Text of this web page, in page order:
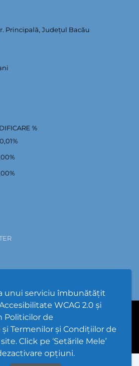
unui serviciu îmbunătățit
WCAG 2.0 și
Politicilor de
Termenilor și Condițiilor de
Click pe ‘Setările Mele’
opțiuni.
Principală, Județul Bacău
%
%
%
%